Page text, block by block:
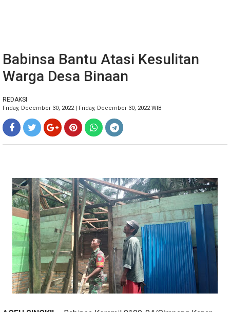
Babinsa Bantu Atasi Kesulitan
Warga Desa Binaan
REDAKSI
Friday, December 30, 2022 | Friday, December 30, 2022 WIB